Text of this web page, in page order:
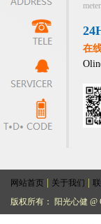
在
网站首页 关于我们
版权所有： 阳光心健 @